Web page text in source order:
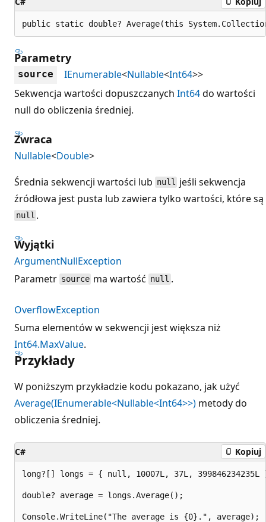
public static double? Average(this
Parametry
source IEnumerable<Nullable<Int64>>
Sekwencja wartości dopuszczanych Int64do wartości
null do obliczenia średniej.
Zwraca
Nullable<Double>
Średnia sekwencji wartości lub null jeśli sekwencja
źródłowa jest pusta lub zawiera tylko wartości, które są
null .
Wyjątki
ArgumentNullException
Parametr source ma wartość null .
OverflowException
Suma elementów w sekwencji jest większa niż
Int64.MaxValue.
Przykłady
W poniższym przykładzie kodu pokazano, jak użyć
Average(IEnumerable<Nullable<Int64>>) metody do
obliczenia średniej.
C# Kopiuj
long?[] longs = { null, 10007L, 37L, 399846234235L
double? average = longs.Average();
Console.WriteLine("The average is {0}.", average);